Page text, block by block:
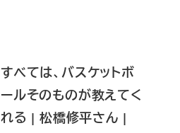
すべては、バスケットボ
ールそのものが教えてく
れる | 松橋修平さん |